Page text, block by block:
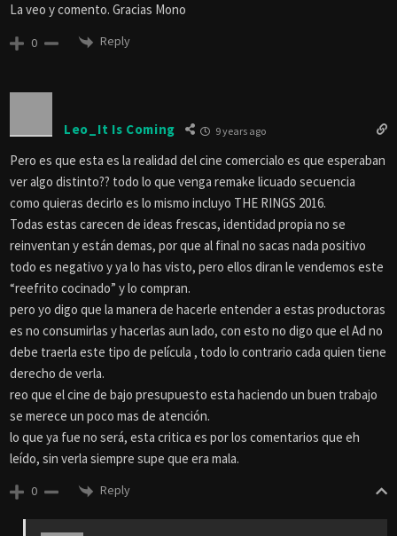
La veo y comento. Gracias Mono
0 Reply
Leo_It Is Coming 9 years ago
Pero es que esta es la realidad del cine comercialo es que esperaban
ver algo distinto?? todo lo que venga remake licuado secuencia
como quieras decirlo es lo mismo incluyo THE RINGS 2016.
Todas estas carecen de ideas frescas, identidad propia no se
reinventan y están demas, por que al final no sacas nada positivo
todo es negativo y ya lo has visto, pero ellos diran le vendemos este
“reefrito cocinado” y lo compran.
pero yo digo que la manera de hacerle entender a estas productoras
es no consumirlas y hacerlas aun lado, con esto no digo que el Ad no
debe traerla este tipo de película , todo lo contrario cada quien tiene
derecho de verla.
reo que el cine de bajo presupuesto esta haciendo un buen trabajo
se merece un poco mas de atención.
lo que ya fue no será, esta critica es por los comentarios que eh
leído, sin verla siempre supe que era mala.
0 Reply